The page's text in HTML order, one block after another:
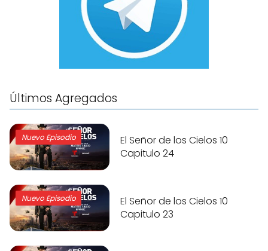
Últimos Agregados
Nuevo Episodio
El Señor de los Cielos 10
Capitulo 24
Nuevo Episodio
El Señor de los Cielos 10
Capitulo 23